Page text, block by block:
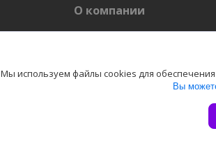
О компании
О компании
Мы используем файлы cookies для
Вы